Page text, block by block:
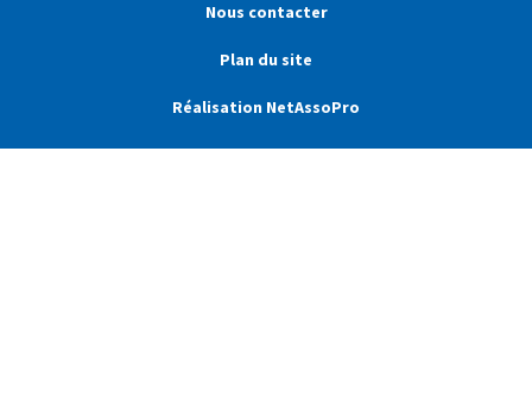
Nous contacter
Plan du site
Réalisation NetAssoPro